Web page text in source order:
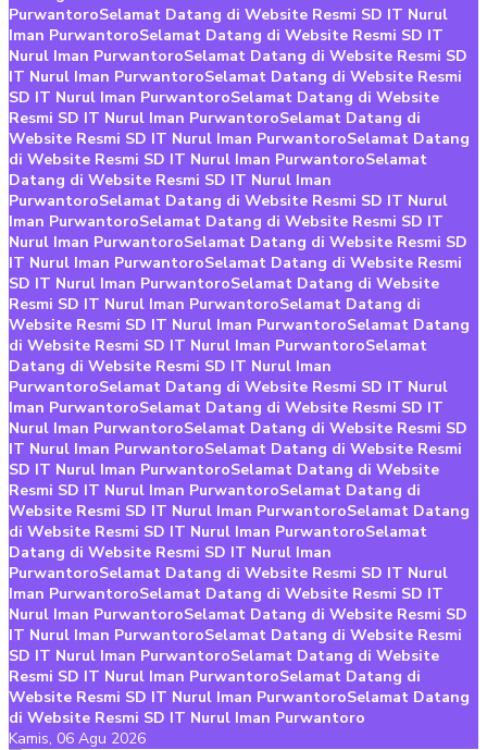
PurwantoroSelamat Datang di Website Resmi SD IT Nurul
Iman PurwantoroSelamat Datang di Website Resmi SD IT
Nurul Iman PurwantoroSelamat Datang di Website Resmi SD
IT Nurul Iman PurwantoroSelamat Datang di Website Resmi
SD IT Nurul Iman PurwantoroSelamat Datang di Website
Resmi SD IT Nurul Iman PurwantoroSelamat Datang di
Website Resmi SD IT Nurul Iman PurwantoroSelamat Datang
di Website Resmi SD IT Nurul Iman PurwantoroSelamat
Datang di Website Resmi SD IT Nurul Iman
PurwantoroSelamat Datang di Website Resmi SD IT Nurul
Iman PurwantoroSelamat Datang di Website Resmi SD IT
Nurul Iman PurwantoroSelamat Datang di Website Resmi SD
IT Nurul Iman PurwantoroSelamat Datang di Website Resmi
SD IT Nurul Iman PurwantoroSelamat Datang di Website
Resmi SD IT Nurul Iman PurwantoroSelamat Datang di
Website Resmi SD IT Nurul Iman PurwantoroSelamat Datang
di Website Resmi SD IT Nurul Iman PurwantoroSelamat
Datang di Website Resmi SD IT Nurul Iman
PurwantoroSelamat Datang di Website Resmi SD IT Nurul
Iman PurwantoroSelamat Datang di Website Resmi SD IT
Nurul Iman PurwantoroSelamat Datang di Website Resmi SD
IT Nurul Iman PurwantoroSelamat Datang di Website Resmi
SD IT Nurul Iman PurwantoroSelamat Datang di Website
Resmi SD IT Nurul Iman PurwantoroSelamat Datang di
Website Resmi SD IT Nurul Iman PurwantoroSelamat Datang
di Website Resmi SD IT Nurul Iman PurwantoroSelamat
Datang di Website Resmi SD IT Nurul Iman
PurwantoroSelamat Datang di Website Resmi SD IT Nurul
Iman PurwantoroSelamat Datang di Website Resmi SD IT
Nurul Iman PurwantoroSelamat Datang di Website Resmi SD
IT Nurul Iman PurwantoroSelamat Datang di Website Resmi
SD IT Nurul Iman PurwantoroSelamat Datang di Website
Resmi SD IT Nurul Iman PurwantoroSelamat Datang di
Website Resmi SD IT Nurul Iman PurwantoroSelamat Datang
di Website Resmi SD IT Nurul Iman Purwantoro
Kamis, 06 Agu 2026